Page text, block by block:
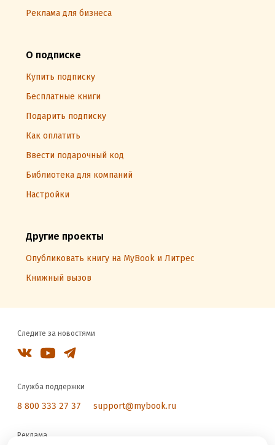
Реклама для бизнеса
О подписке
Купить подписку
Бесплатные книги
Подарить подписку
Как оплатить
Ввести подарочный код
Библиотека для компаний
Настройки
Другие проекты
Опубликовать книгу на MyBook и Литрес
Книжный вызов
Следите за новостями
Служба поддержки
8 800 333 27 37 support@mybook.ru
Реклама